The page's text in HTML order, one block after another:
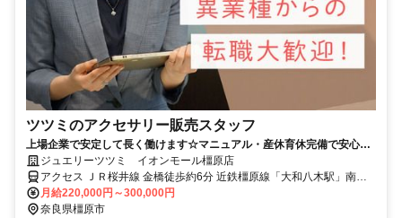
ツツミのアクセサリー販売スタッフ
上場企業で安定して長く働けます☆マニュアル・産休育休完備で安心☆
年休119日☆残業月5h◎
ジュエリーツツミ イオンモール橿原店
アクセス ＪＲ桜井線 金橋徒歩約6分 近鉄橿原線「大和八木駅」南口
よりバス約15分
月給220,000円～300,000円
奈良県橿原市